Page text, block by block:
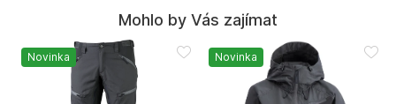
Mohlo by Vás zajímat
Novinka Novinka